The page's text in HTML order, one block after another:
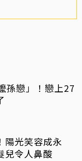
孫戀」！戀上27
陽光笑容成永
令人鼻酸